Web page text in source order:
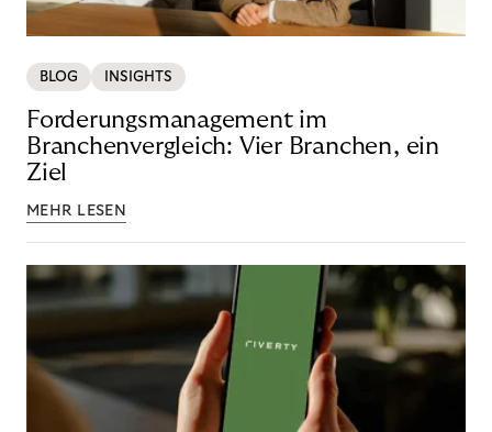
BLOG INSIGHTS
Forderungsmanagement im
Branchenvergleich: Vier Branchen, ein
Ziel
MEHR LESEN